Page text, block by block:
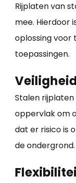
Rijplaten van
mee. Hierdoor
oplossing voor
toepassingen.
Stalen
oppervlak om
dat er risico is
de ondergrond.